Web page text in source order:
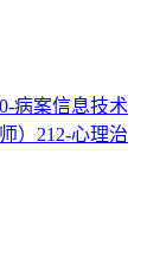
病案信息技术
） 212-心理治